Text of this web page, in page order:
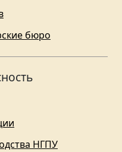
бюро
НГПУ